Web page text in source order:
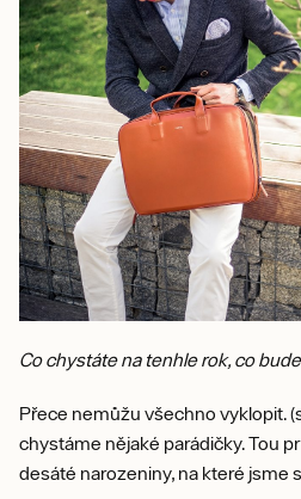
Co chystáte na tenhle rok, co
Přece nemůžu všechno vyklopit.
chystáme nějaké parádičky. Tou
desáté narozeniny, na které jsme